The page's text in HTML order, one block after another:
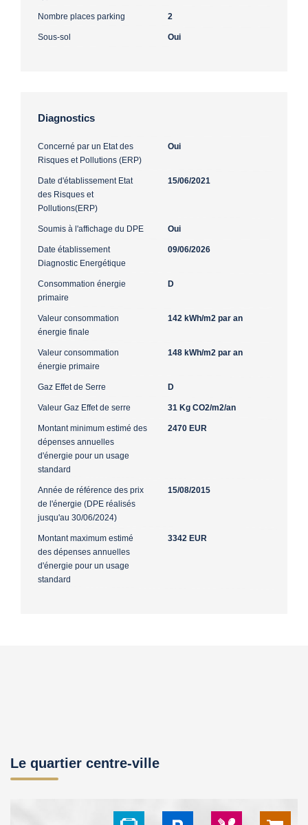
Nombre places parking 2
Sous-sol Oui
Diagnostics
Concerné par un Etat des
Risques et Pollutions (ERP)
Oui
Date d'établissement Etat
des Risques et
Pollutions(ERP)
15/06/2021
Soumis à l'affichage du DPE Oui
Date établissement
Diagnostic Energétique
09/06/2026
Consommation énergie
primaire
D
Valeur consommation
énergie finale
142 kWh/m2 par an
Valeur consommation
énergie primaire
148 kWh/m2 par an
Gaz Effet de Serre D
Valeur Gaz Effet de serre 31 Kg CO2/m2/an
Montant minimum estimé des
dépenses annuelles
d'énergie pour un usage
standard
2470 EUR
Année de référence des prix
de l'énergie (DPE réalisés
jusqu'au 30/06/2024)
15/08/2015
Montant maximum estimé
des dépenses annuelles
d'énergie pour un usage
standard
3342 EUR
Le quartier centre-ville